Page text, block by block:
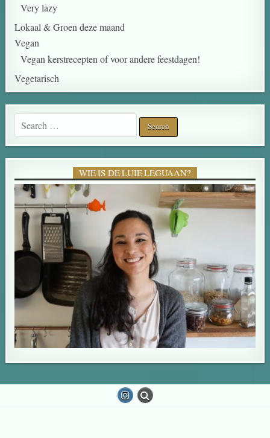
Very lazy
Lokaal & Groen deze maand
Vegan
Vegan kerstrecepten of voor andere feestdagen!
Vegetarisch
Search for:
WIE IS DE LUIE LEGUAAN?